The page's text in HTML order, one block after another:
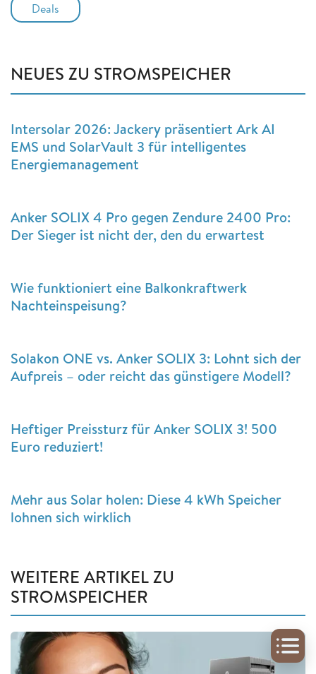
Deals
NEUES ZU STROMSPEICHER
Intersolar 2026: Jackery präsentiert Ark AI
EMS und SolarVault 3 für intelligentes
Energiemanagement
Anker SOLIX 4 Pro gegen Zendure 2400 Pro:
Der Sieger ist nicht der, den du erwartest
Wie funktioniert eine Balkonkraftwerk
Nachteinspeisung?
Solakon ONE vs. Anker SOLIX 3: Lohnt sich der
Aufpreis – oder reicht das günstigere Modell?
Heftiger Preissturz für Anker SOLIX 3! 500
Euro reduziert!
Mehr aus Solar holen: Diese 4 kWh Speicher
lohnen sich wirklich
WEITERE ARTIKEL ZU
STROMSPEICHER